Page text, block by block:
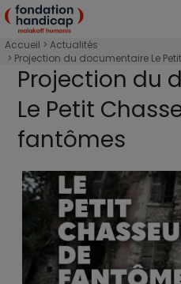
Aller au contenu principal
Fondation Handicap
Accueil
Actualités
Projection du documentaire Le
Projection du
Le Petit
fantômes